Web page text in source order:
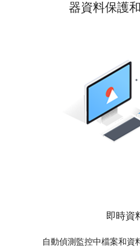
器資料保護
即時資
自動偵測監控中檔案和資